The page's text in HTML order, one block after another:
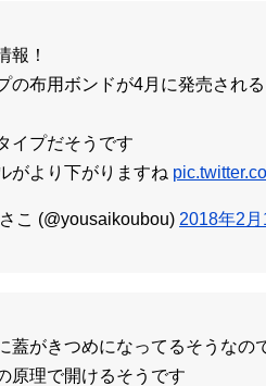
報！
の布用ボンドが4月に発売され
イプだそうです
がより下がりますね
こ (@yousaikoubou) 2018年2
蓋がきつめになってるそうなの
原理で開けるそうです